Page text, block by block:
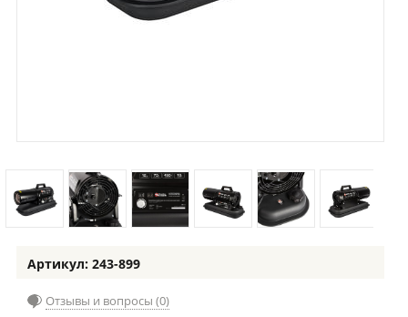
Артикул: 243-899
Отзывы и вопросы (0)